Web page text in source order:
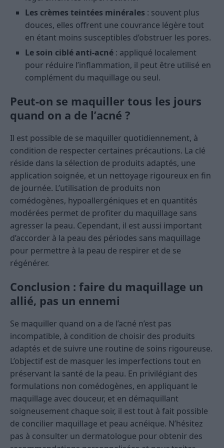
Les crèmes teintées minérales : souvent plus
douces, elles offrent une couvrance légère tout
en étant moins susceptibles d’obstruer les pores.
Le soin ciblé anti-acné : appliqué localement
pour réduire l’inflammation, il peut être utilisé en
complément du maquillage ou seul.
Peut-on se maquiller tous les jours
quand on a de l’acné ?
Il est possible de se maquiller quotidiennement, à
condition de respecter certaines précautions. La clé
réside dans la sélection de produits adaptés, une
application soignée, et un nettoyage rigoureux en fin
de journée. L’utilisation de produits non
comédogènes, hypoallergéniques et en quantités
modérées permet de profiter du maquillage sans
agresser la peau. Cependant, il est aussi important
d’accorder à la peau des périodes sans maquillage
pour permettre à la peau de respirer et de se
régénérer.
Conclusion : faire du maquillage un
allié, pas un ennemi
Se maquiller quand on a de l’acné n’est pas
incompatible, à condition de choisir des produits
adaptés et de suivre une routine de soins rigoureuse.
L’objectif est de masquer les imperfections tout en
préservant la santé de la peau. En privilégiant des
formulations non comédogènes, en appliquant le
maquillage avec douceur, et en démaquillant
soigneusement chaque soir, il est tout à fait possible
de concilier maquillage et peau acnéique. N’hésitez
pas à consulter un dermatologue pour obtenir des